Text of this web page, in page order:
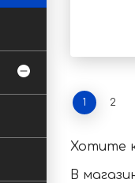
1 2
Хотите
В